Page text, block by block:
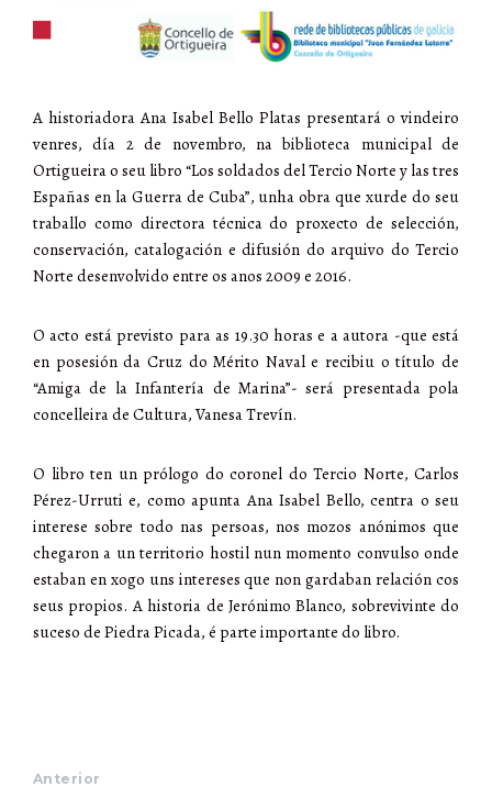
A historiadora Ana Isabel Bello Platas presentará o vindeiro
venres, día 2 de novembro, na biblioteca municipal de
Ortigueira o seu libro “Los soldados del Tercio Norte y las tres
Españas en la Guerra de Cuba”, unha obra que xurde do seu
traballo como directora técnica do proxecto de selección,
conservación, catalogación e difusión do arquivo do Tercio
Norte desenvolvido entre os anos 2009 e 2016.
O acto está previsto para as 19.30 horas e a autora -que está
en posesión da Cruz do Mérito Naval e recibiu o título de
“Amiga de la Infantería de Marina”- será presentada pola
concelleira de Cultura, Vanesa Trevín.
O libro ten un prólogo do coronel do Tercio Norte, Carlos
Pérez-Urruti e, como apunta Ana Isabel Bello, centra o seu
interese sobre todo nas persoas, nos mozos anónimos que
chegaron a un territorio hostil nun momento convulso onde
estaban en xogo uns intereses que non gardaban relación cos
seus propios. A historia de Jerónimo Blanco, sobrevivinte do
suceso de Piedra Picada, é parte importante do libro.
Anterior